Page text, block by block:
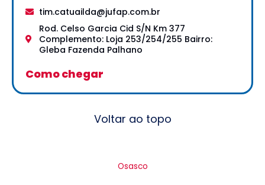
tim.catuailda@jufap.com.br
Rod. Celso Garcia Cid S/N Km 377
Complemento: Loja 253/254/255 Bairro:
Gleba Fazenda Palhano
Como chegar
Voltar ao topo
Osasco